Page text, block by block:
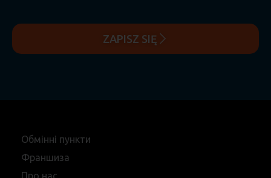
ZAPISZ SIĘ
Обмінні пункти
Франшиза
Про нас